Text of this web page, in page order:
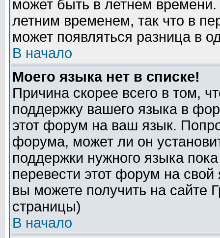
может быть в летнем
летним временем, так что в
может появляться разница в
В начало
Моего языка нет в списке!
Причина скорее всего в том,
поддержку вашего языка в
этот форум на ваш язык.
форума, может ли он
поддержки нужного языка
перевести этот форум на
вы можете получить на сайте
страницы)
В начало